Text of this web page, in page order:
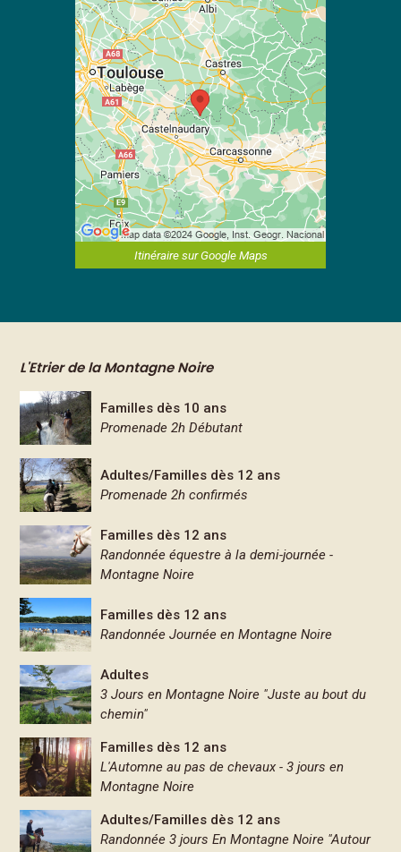
Itinéraire sur Google Maps
L'Etrier de la Montagne Noire
Familles dès 10 ans
Promenade 2h Débutant
Adultes/Familles dès 12 ans
Promenade 2h confirmés
Familles dès 12 ans
Randonnée équestre à la demi-journée -
Montagne Noire
Familles dès 12 ans
Randonnée Journée en Montagne Noire
Adultes
3 Jours en Montagne Noire "Juste au bout du
chemin"
Familles dès 12 ans
L'Automne au pas de chevaux - 3 jours en
Montagne Noire
Adultes/Familles dès 12 ans
Randonnée 3 jours En Montagne Noire "Autour